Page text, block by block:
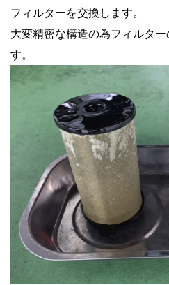
フィルターを交換します。
大変精密な構造の為フィルタ
す。